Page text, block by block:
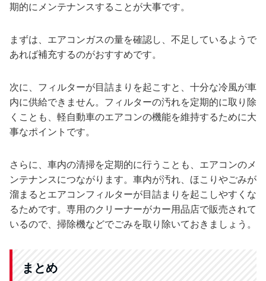
期的にメンテナンスすることが大事です。
まずは、エアコンガスの量を確認し、不足しているようで
あれば補充するのがおすすめです。
次に、フィルターが目詰まりを起こすと、十分な冷風が車
内に供給できません。フィルターの汚れを定期的に取り除
くことも、軽自動車のエアコンの機能を維持するために大
事なポイントです。
さらに、車内の清掃を定期的に行うことも、エアコンのメ
ンテナンスにつながります。車内が汚れ、ほこりやごみが
溜まるとエアコンフィルターが目詰まりを起こしやすくな
るためです。専用のクリーナーがカー用品店で販売されて
いるので、掃除機などでごみを取り除いておきましょう。
まとめ